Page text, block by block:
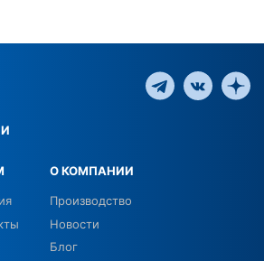
О КОМПАНИИ
Производство
Новости
Блог